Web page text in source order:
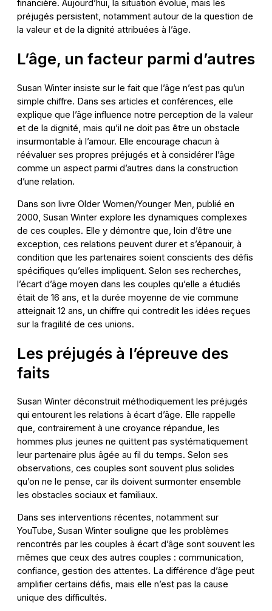
financière. Aujourd’hui, la situation évolue, mais les
préjugés persistent, notamment autour de la question de
la valeur et de la dignité attribuées à l’âge.
L’âge, un facteur parmi d’autres
Susan Winter insiste sur le fait que l’âge n’est pas qu’un
simple chiffre. Dans ses articles et conférences, elle
explique que l’âge influence notre perception de la valeur
et de la dignité, mais qu’il ne doit pas être un obstacle
insurmontable à l’amour. Elle encourage chacun à
réévaluer ses propres préjugés et à considérer l’âge
comme un aspect parmi d’autres dans la construction
d’une relation.
Dans son livre Older Women/Younger Men, publié en
2000, Susan Winter explore les dynamiques complexes
de ces couples. Elle y démontre que, loin d’être une
exception, ces relations peuvent durer et s’épanouir, à
condition que les partenaires soient conscients des défis
spécifiques qu’elles impliquent. Selon ses recherches,
l’écart d’âge moyen dans les couples qu’elle a étudiés
était de 16 ans, et la durée moyenne de vie commune
atteignait 12 ans, un chiffre qui contredit les idées reçues
sur la fragilité de ces unions.
Les préjugés à l’épreuve des
faits
Susan Winter déconstruit méthodiquement les préjugés
qui entourent les relations à écart d’âge. Elle rappelle
que, contrairement à une croyance répandue, les
hommes plus jeunes ne quittent pas systématiquement
leur partenaire plus âgée au fil du temps. Selon ses
observations, ces couples sont souvent plus solides
qu’on ne le pense, car ils doivent surmonter ensemble
les obstacles sociaux et familiaux.
Dans ses interventions récentes, notamment sur
YouTube, Susan Winter souligne que les problèmes
rencontrés par les couples à écart d’âge sont souvent les
mêmes que ceux des autres couples : communication,
confiance, gestion des attentes. La différence d’âge peut
amplifier certains défis, mais elle n’est pas la cause
unique des difficultés.